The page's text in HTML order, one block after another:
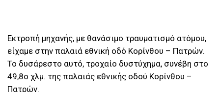
Εκτροπή μηχανής, με θανάσιμο τραυματισμό ατόμου,
είχαμε στην παλαιά εθνική οδό Κορίνθου – Πατρών.
Το δυσάρεστο αυτό, τροχαίο δυστύχημα, συνέβη στο
49,8ο χλμ. της παλαιάς εθνικής οδού Κορίνθου –
Πατρών.